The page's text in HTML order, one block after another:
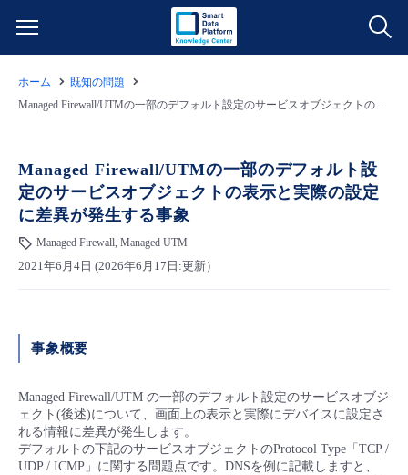
サービス一覧
クラウド/サーバー
ネットワーク
モニタリング/監査
サポート
管理機能
データ利活用
クラウド/サーバー
IoT
モニタリング/監査
サポート
料金情報
料金シミュレーター
クラウド/サーバー
ネットワーク
IoT
ご利用開始ガイド
- 管理機能
■ セットアップガイド
- 新規お申し込み方法
- バックアップ
- セキュリティ・監査
- データと分析
故障/メンテナンス情報
サービス稼働状況
故障/メンテナンス履歴
パートナー
ホーム
既知の問題
Managed Firewall/UTMの一部のデフォルト設定のサービスオブジェクトの表示と実際の設定に差異が発生する事象
Managed Firewall/UTMの一部のデフォルト設
定のサービスオブジェクトの表示と実際の設定
に差異が発生する事象
Managed Firewall, Managed UTM
2021年6月4日 (2026年6月17日:更新）
事象概要
Managed Firewall/UTM の一部のデフォルト設定のサービスオブジ
ェクト(後述)について、画面上の表示と実際にデバイスに設定さ
れる情報に差異が発生します。
デフォルトの下記のサービスオブジェクトのProtocol Type「TCP /
UDP / ICMP」に関する問題点です。DNSを例に記載しますと、